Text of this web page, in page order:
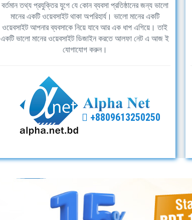
বর্তমান তথ্য প্রযুক্তির যুগে যে কোন ব্যবসা প্রতিষ্ঠানের জন্য ভালো
মানের একটি ওয়েবসাইট থাকা অপরিহার্য। ভালো মানের একটি
ওয়েবসাইট আপনার ব্যবসাকে নিয়ে যাবে আর এক ধাপ এগিয়ে। তাই
একটি ভালো মানের ওয়েবসাইট ডিজাইন করতে আলফা নেট এ আজ ই
যোগাযোগ করুন।
+8809613250250